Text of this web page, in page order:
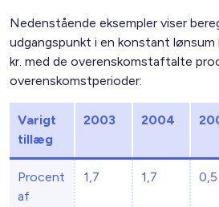
Nedenstående eksempler viser
udgangspunkt i en konstant
kr. med de overenskomstaftalte
overenskomstperioder:
Varigt
tillæg
2003 2004
Procent
af
1,7 1,7 0,5